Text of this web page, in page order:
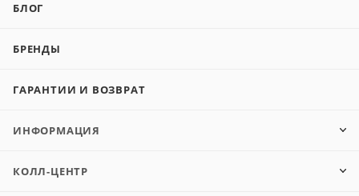
БЛОГ
БРЕНДЫ
ГАРАНТИИ И ВОЗВРАТ
ИНФОРМАЦИЯ
КОЛЛ-ЦЕНТР